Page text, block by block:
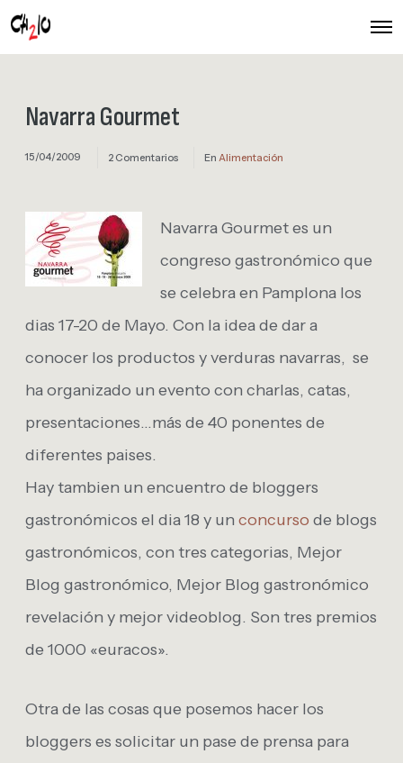
O
Navarra Gourmet
15/04/2009 2 Comentarios En Alimentación
Navarra Gourmet es un
congreso gastronómico que
se celebra en Pamplona los
dias 17-20 de Mayo. Con la idea de dar a
conocer los productos y verduras navarras, se
ha organizado un evento con charlas, catas,
presentaciones…más de 40 ponentes de
diferentes paises.
Hay tambien un encuentro de bloggers
gastronómicos el dia 18 y un concurso de blogs
gastronómicos, con tres categorias, Mejor
Blog gastronómico, Mejor Blog gastronómico
revelación y mejor videoblog. Son tres premios
de 1000 «euracos».
Otra de las cosas que posemos hacer los
bloggers es solicitar un pase de prensa para